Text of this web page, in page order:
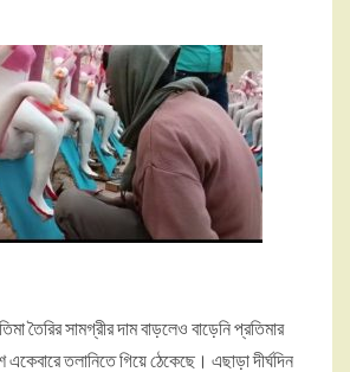
তৈরির সামগ্রীর দাম বাড়লেও বাড়েনি প্রতিমার
তলানিতে গিয়ে ঠেকেছে। এছাড়া দীর্ঘদিন